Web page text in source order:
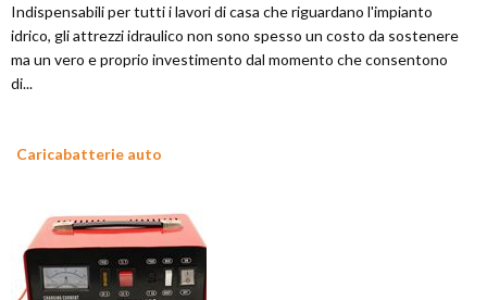
Indispensabili per tutti i lavori di casa che riguardano l'impianto
idrico, gli attrezzi idraulico non sono spesso un costo da sostenere
ma un vero e proprio investimento dal momento che consentono
di...
Caricabatterie auto